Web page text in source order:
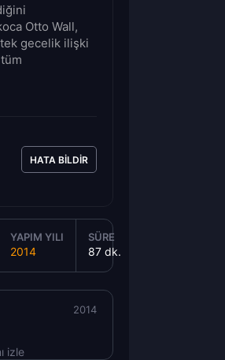
Otto Wall,
gecelik ilişki
HATA BILDIR
YAPIM YILI
2014
SÜRE
87 dk.
izle
2014